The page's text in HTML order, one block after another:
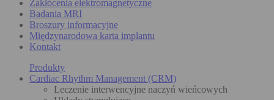
Zakłócenia elektromagnetyczne
Badania MRI
Broszury informacyjne
Międzynarodowa karta implantu
Kontakt
Produkty
Cardiac Rhythm Management (CRM)
Leczenie interwencyjne naczyń wieńcowych